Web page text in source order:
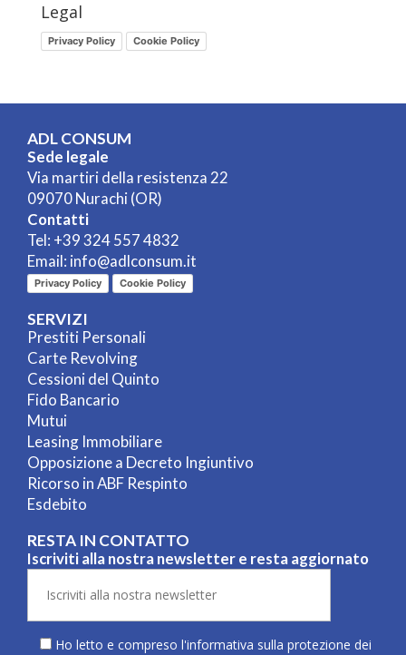
Legal
Privacy Policy Cookie Policy
ADL CONSUM
Sede legale
Via martiri della resistenza 22
09070 Nurachi (OR)
Contatti
Tel: +39 324 557 4832
Email: info@adlconsum.it
Privacy Policy Cookie Policy
SERVIZI
Prestiti Personali
Carte Revolving
Cessioni del Quinto
Fido Bancario
Mutui
Leasing Immobiliare
Opposizione a Decreto Ingiuntivo
Ricorso in ABF Respinto
Esdebito
RESTA IN CONTATTO
Iscriviti alla nostra newsletter e resta aggiornato
Ho letto e compreso l'informativa sulla protezione dei